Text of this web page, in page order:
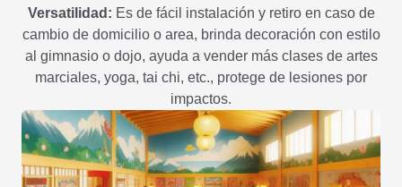
Versatilidad: Es de fácil instalación y retiro en caso de
cambio de domicilio o area, brinda decoración con estilo
al gimnasio o dojo, ayuda a vender más clases de artes
marciales, yoga, tai chi, etc., protege de lesiones por
impactos.